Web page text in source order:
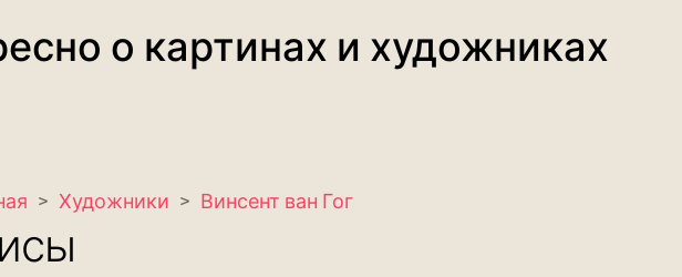
о картинах и художниках
> Художники > Винсент ван Гог